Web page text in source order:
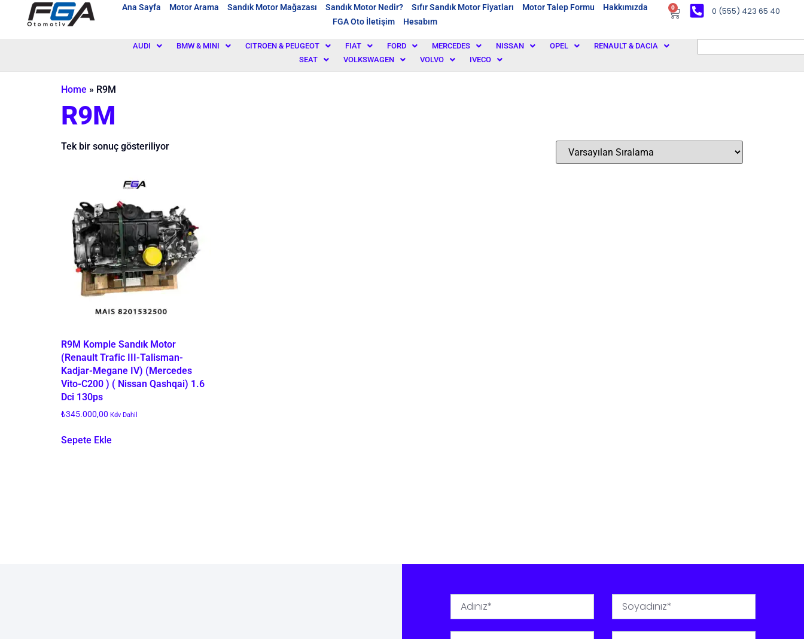
Ana Sayfa Motor Arama Sandık Motor Mağazası Sandık Motor Nedir? Sıfır Sandık Motor Fiyatları Motor Talep Formu
Hakkımızda
FGA Oto İletişim
Hesabım
0 0 (555) 423 65 40
AUDI BMW & MINI CITROEN & PEUGEOT FIAT FORD MERCEDES NISSAN OPEL
RENAULT & DACIA
SEAT
VOLKSWAGEN VOLVO IVECO
Home » R9M
R9M
Tek bir sonuç gösteriliyor
R9M Komple Sandık Motor
(Renault Trafic III-Talisman-
Kadjar-Megane IV) (Mercedes
Vito-C200 ) ( Nissan Qashqai) 1.6
Dci 130ps
₺345.000,00 Kdv Dahil
Sepete Ekle